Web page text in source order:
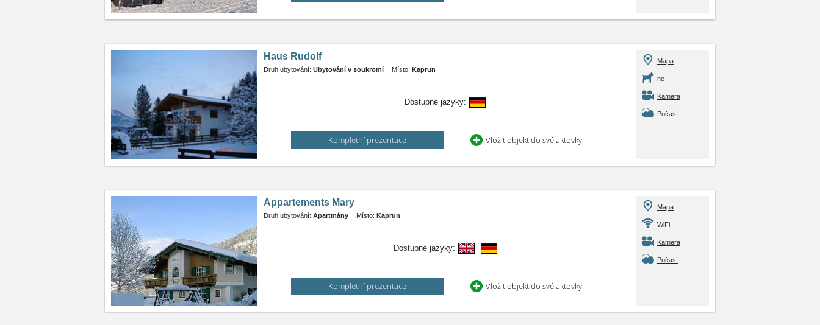
Haus Rudolf
Druh ubytování: Ubytování v soukromí Místo: Kaprun
Dostupné jazyky:
Kompletní prezentace Vložit objekt do své aktovky
Mapa
ne
Kamera
Počasí
Appartements Mary
Druh ubytování: Apartmány Místo: Kaprun
Dostupné jazyky:
Kompletní prezentace Vložit objekt do své aktovky
Mapa
WiFi
Kamera
Počasí